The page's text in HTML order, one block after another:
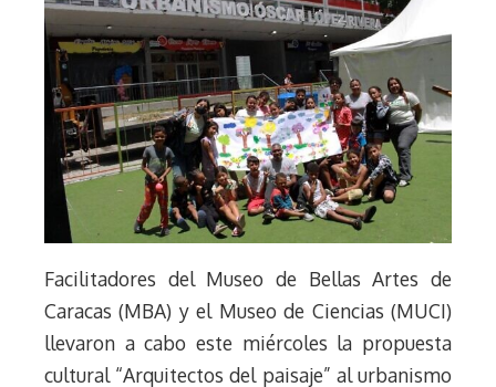
Facilitadores del Museo de Bellas Artes de
Caracas (MBA) y el Museo de Ciencias (MUCI)
llevaron a cabo este miércoles la propuesta
cultural “Arquitectos del paisaje” al urbanismo